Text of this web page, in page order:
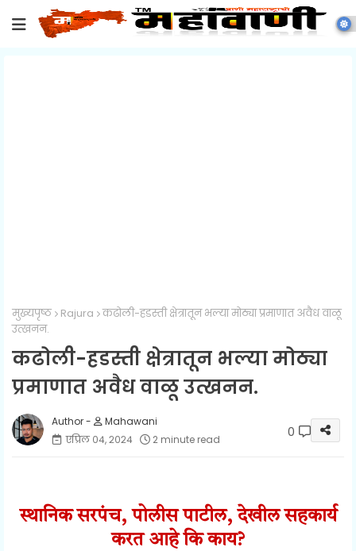
मुख्यपृष्ठ Rajura
कढोली-हडस्ती क्षेत्रातून भल्या मोठ्या प्रमाणात अवैध वाळू
उत्खनन.
कढोली-हडस्ती क्षेत्रातून भल्या मोठ्या
प्रमाणात अवैध वाळू उत्खनन.
Mahawani
एप्रिल ०४, २०२४
2 minute read 0
स्थानिक सरपंच, पोलीस पाटील, देखील सहकार्य
करत आहे कि काय?